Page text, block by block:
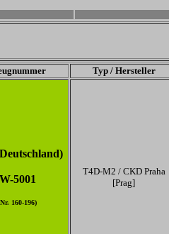
Typ / Hersteller
5001
160-196)
T4D-M2 / CKD Praha
[Prag]